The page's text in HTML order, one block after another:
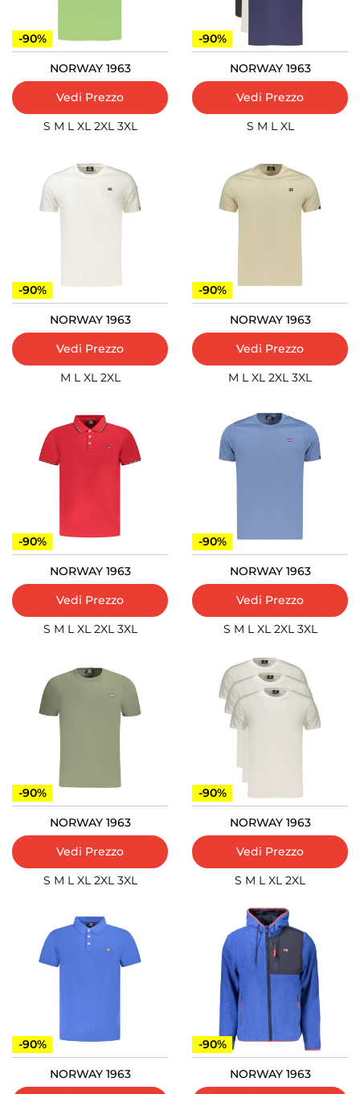
-90%
NORWAY 1963
Vedi Prezzo
S M L XL 2XL 3XL
-90%
NORWAY 1963
Vedi Prezzo
S M L XL
-90%
NORWAY 1963
Vedi Prezzo
M L XL 2XL
-90%
NORWAY 1963
Vedi Prezzo
M L XL 2XL 3XL
-90%
NORWAY 1963
Vedi Prezzo
S M L XL 2XL 3XL
-90%
NORWAY 1963
Vedi Prezzo
S M L XL 2XL 3XL
-90%
NORWAY 1963
Vedi Prezzo
S M L XL 2XL 3XL
-90%
NORWAY 1963
Vedi Prezzo
S M L XL 2XL
-90%
NORWAY 1963
-90%
NORWAY 1963